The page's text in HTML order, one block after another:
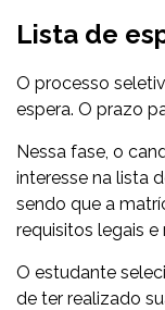
Lista de
O processo
espera. O prazo
Nessa fase, o
interesse na lista
sendo que a
requisitos legais e
O estudante
de ter realizado